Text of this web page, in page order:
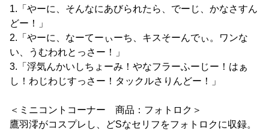
1.「やーに、そんなにあびられたら、でーじ、かなさすん
どー！」
2.「やーに、なーてーぃーち、キスそーんでぃ。ワンな
い、うむわれとっさー！」
3.「浮気んかいしちょーみ！やなフラーふーじー！はぁ
し！わじわじすっさー！タックルさりんどー！」
＜ミニコントコーナー 商品：フォトロク＞
鷹羽澪がコスプレし、どSなセリフをフォトロクに収録。